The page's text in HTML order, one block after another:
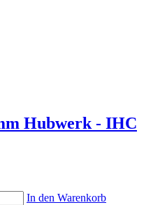
Hubwerk - IHC
In den Warenkorb